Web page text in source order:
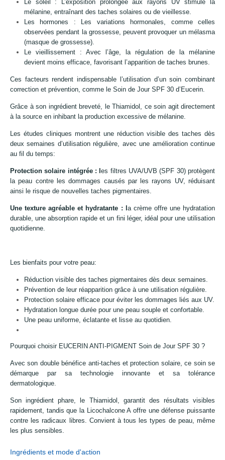
Le soleil : L’exposition prolongée aux rayons UV stimule la
mélanine, entraînant des taches solaires ou de vieillesse.
Les hormones : Les variations hormonales, comme celles
observées pendant la grossesse, peuvent provoquer un mélasma
(masque de grossesse).
Le vieillissement : Avec l’âge, la régulation de la mélanine
devient moins efficace, favorisant l’apparition de taches brunes.
Ces facteurs rendent indispensable l’utilisation d’un soin combinant
correction et prévention, comme le Soin de Jour SPF 30 d’Eucerin.
Grâce à son ingrédient breveté, le Thiamidol, ce soin agit directement
à la source en inhibant la production excessive de mélanine.
Les études cliniques montrent une réduction visible des taches dès
deux semaines d’utilisation régulière, avec une amélioration continue
au fil du temps:
Protection solaire intégrée : les filtres UVA/UVB (SPF 30) protègent
la peau contre les dommages causés par les rayons UV, réduisant
ainsi le risque de nouvelles taches pigmentaires.
Une texture agréable et hydratante : l a crème offre une hydratation
durable, une absorption rapide et un fini léger, idéal pour une utilisation
quotidienne.
Les bienfaits pour votre peau:
Réduction visible des taches pigmentaires dès deux semaines.
Prévention de leur réapparition grâce à une utilisation régulière.
Protection solaire efficace pour éviter les dommages liés aux UV.
Hydratation longue durée pour une peau souple et confortable.
Une peau uniforme, éclatante et lisse au quotidien.
Pourquoi choisir EUCERIN ANTI-PIGMENT Soin de Jour SPF 30 ?
Avec son double bénéfice anti-taches et protection solaire, ce soin se
démarque par sa technologie innovante et sa tolérance
dermatologique.
Son ingrédient phare, le Thiamidol, garantit des résultats visibles
rapidement, tandis que la Licochalcone A offre une défense puissante
contre les radicaux libres. Convient à tous les types de peau, même
les plus sensibles.
Ingrédients et mode d'action